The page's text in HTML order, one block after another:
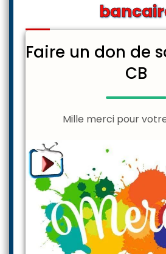
Faire un don de
CB
Mille merci pour